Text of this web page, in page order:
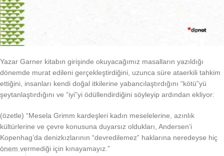
Yazar Garner kitabın girişinde okuyacağımız masalların yazıldığı
dönemde murat edileni gerçekleştirdiğini, uzunca süre ataerkili tahkim
ettiğini, insanları kendi doğal itkilerine yabancılaştırdığını “kötü”yü
şeytanlaştırdığını ve “iyi”yi ödüllendirdiğini söyleyip ardından ekliyor:
(özetle) “Mesela Grimm kardeşleri kadın meselelerine, azınlık
kültürlerine ve çevre konusuna duyarsız oldukları, Andersen’i
Kopenhag’da denizkızlarının “devredilemez” haklarına neredeyse hiç
önem vermediği için kınayamayız.”